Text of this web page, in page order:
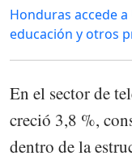
Honduras accede a
educación y otros
En el sector de
creció 3,8 %,
dentro de la